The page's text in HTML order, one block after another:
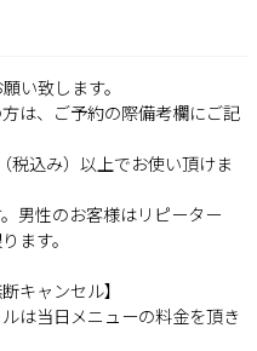
い致します。
は、ご予約の際備考欄にご記
込み）以上でお使い頂けま
男性のお客様はリピーター
ます。
キャンセル】
は当日メニューの料金を頂き